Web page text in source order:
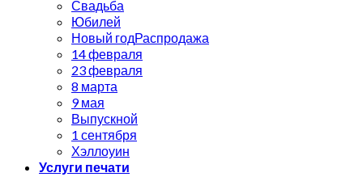
Свадьба
Юбилей
Новый год
14 февраля
23 февраля
8 марта
9 мая
Выпускной
1 сентября
Хэллоуин
Услуги печати